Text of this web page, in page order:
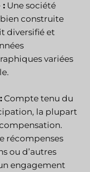
: Une société
construite
diversifié et
variées
Compte tenu du
la plupart
récompenses
ou d’autres
engagement